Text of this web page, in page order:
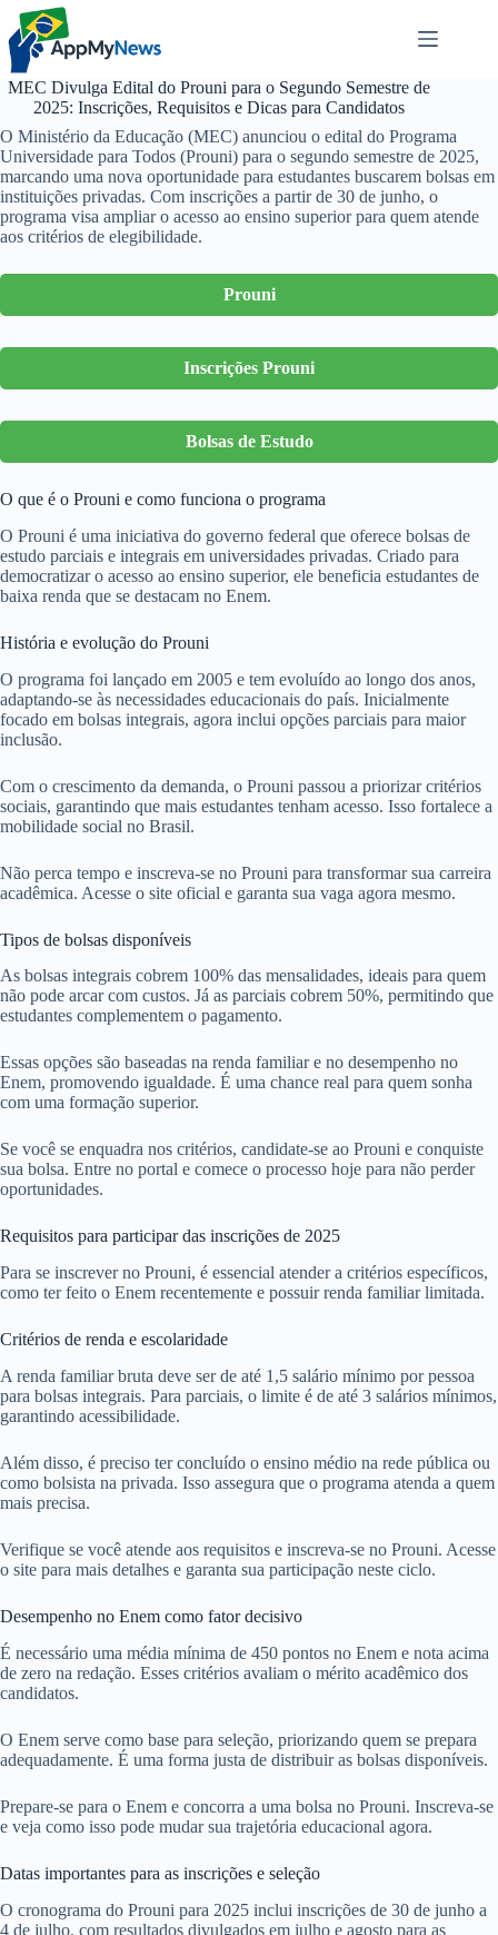
Pular
para
conteúdo
MEC Divulga Edital do Prouni para o Segundo Semestre de
2025: Inscrições, Requisitos e Dicas para Candidatos
O Ministério da Educação (MEC) anunciou o edital do Programa
Universidade para Todos (Prouni) para o segundo semestre de 2025,
marcando uma nova oportunidade para estudantes buscarem bolsas em
instituições privadas. Com inscrições a partir de 30 de junho, o
programa visa ampliar o acesso ao ensino superior para quem atende
aos critérios de elegibilidade.
Prouni
Inscrições Prouni
Bolsas de Estudo
O que é o Prouni e como funciona o programa
O Prouni é uma iniciativa do governo federal que oferece bolsas de
estudo parciais e integrais em universidades privadas. Criado para
democratizar o acesso ao ensino superior, ele beneficia estudantes de
baixa renda que se destacam no Enem.
História e evolução do Prouni
O programa foi lançado em 2005 e tem evoluído ao longo dos anos,
adaptando-se às necessidades educacionais do país. Inicialmente
focado em bolsas integrais, agora inclui opções parciais para maior
inclusão.
Com o crescimento da demanda, o Prouni passou a priorizar critérios
sociais, garantindo que mais estudantes tenham acesso. Isso fortalece a
mobilidade social no Brasil.
Não perca tempo e inscreva-se no Prouni para transformar sua carreira
acadêmica. Acesse o site oficial e garanta sua vaga agora mesmo.
Tipos de bolsas disponíveis
As bolsas integrais cobrem 100% das mensalidades, ideais para quem
não pode arcar com custos. Já as parciais cobrem 50%, permitindo que
estudantes complementem o pagamento.
Essas opções são baseadas na renda familiar e no desempenho no
Enem, promovendo igualdade. É uma chance real para quem sonha
com uma formação superior.
Se você se enquadra nos critérios, candidate-se ao Prouni e conquiste
sua bolsa. Entre no portal e comece o processo hoje para não perder
oportunidades.
Requisitos para participar das inscrições de 2025
Para se inscrever no Prouni, é essencial atender a critérios específicos,
como ter feito o Enem recentemente e possuir renda familiar limitada.
Critérios de renda e escolaridade
A renda familiar bruta deve ser de até 1,5 salário mínimo por pessoa
para bolsas integrais. Para parciais, o limite é de até 3 salários mínimos,
garantindo acessibilidade.
Além disso, é preciso ter concluído o ensino médio na rede pública ou
como bolsista na privada. Isso assegura que o programa atenda a quem
mais precisa.
Verifique se você atende aos requisitos e inscreva-se no Prouni. Acesse
o site para mais detalhes e garanta sua participação neste ciclo.
Desempenho no Enem como fator decisivo
É necessário uma média mínima de 450 pontos no Enem e nota acima
de zero na redação. Esses critérios avaliam o mérito acadêmico dos
candidatos.
O Enem serve como base para seleção, priorizando quem se prepara
adequadamente. É uma forma justa de distribuir as bolsas disponíveis.
Prepare-se para o Enem e concorra a uma bolsa no Prouni. Inscreva-se
e veja como isso pode mudar sua trajetória educacional agora.
Datas importantes para as inscrições e seleção
O cronograma do Prouni para 2025 inclui inscrições de 30 de junho a
4 de julho, com resultados divulgados em julho e agosto para as